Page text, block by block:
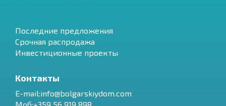
Последние предложения
Срочная распродажа
Инвестиционные проекты
Контакты
E-mail:info@bolgarskiydom.com
Моб:+359 56 919 898